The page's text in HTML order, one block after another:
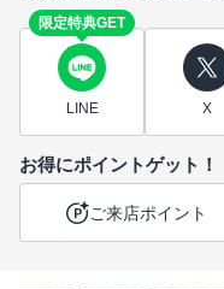
限定特典GET
LINE X
お得にポイントゲット！
ご来店ポイント